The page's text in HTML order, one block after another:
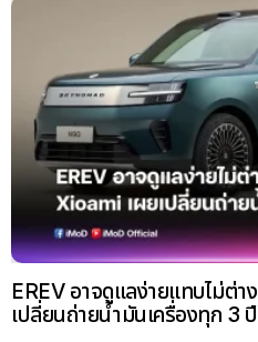
EREV อาจดูแลง่ายแทบไม่ต่า
เปลี่ยนถ่ายน้ำมันเครื่องทุก 3